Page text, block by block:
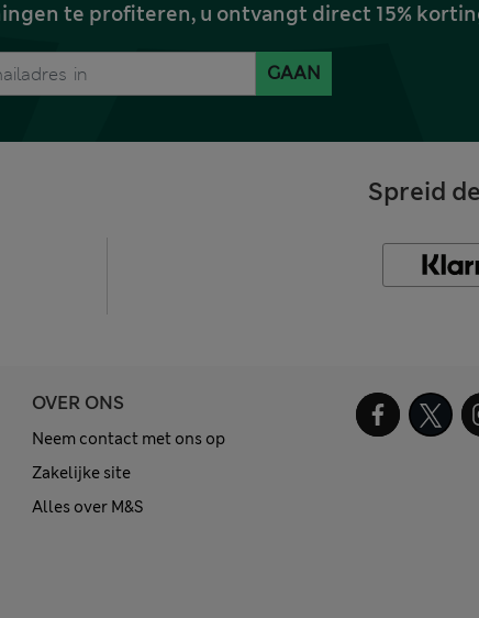
te profiteren, u ontvangt direct 15%
GAAN
Spreid
OVER ONS
Neem contact met ons op
Zakelijke site
Alles over M&S